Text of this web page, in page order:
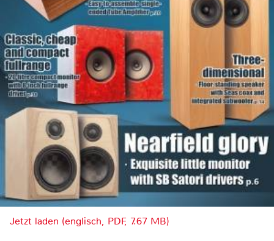
Jetzt laden (englisch, PDF, 7.67 MB)